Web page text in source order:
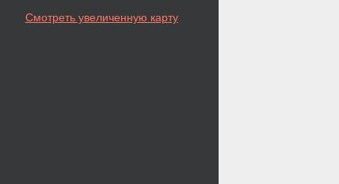
Смотреть увеличенную карту